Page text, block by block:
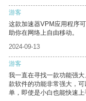
游客
这款加速器VPM应用程序
助你在网络上自由移动。
2024-09-13
游客
我一直在寻找一款功能强
款软件的功能非常强大，
单，即使是小白也能快速上